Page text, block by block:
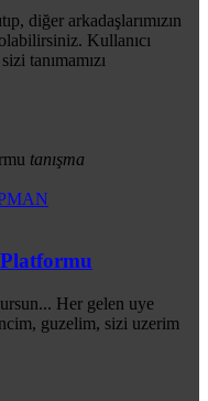
diğer arkadaşlarımızın
Kullanıcı
tanımamızı
tanışma
Her gelen uye
guzelim, sizi uzerim